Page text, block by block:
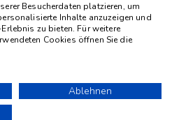
sich ausschließlich an
gesetzl. USt.
Besucherdaten platzieren, um
Inhalte anzuzeigen und
zu bieten. Für weitere
Cookies öffnen Sie die
Ablehnen